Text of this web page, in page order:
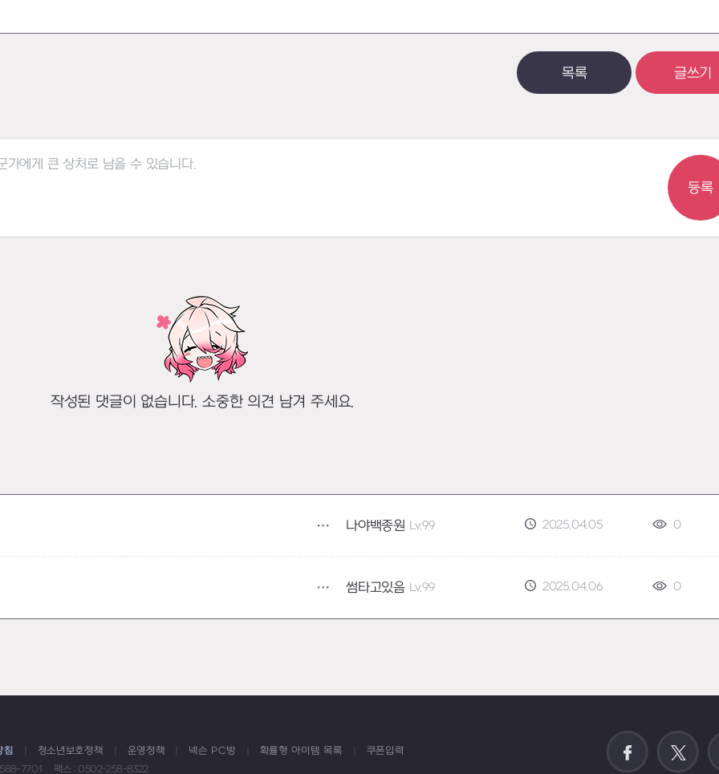
목록 글쓰기
등록
작성된 댓글이 없습니다. 소중한 의견 남겨 주세요.
나야백종원 Lv.99 2025.04.05 0
썸타고있음 Lv.99 2025.04.06 0
침 청소년보호정책 운영정책 넥슨 PC방 확률형 아이템 목록
쿠폰입력
7701
팩스 : 0502-258-8322